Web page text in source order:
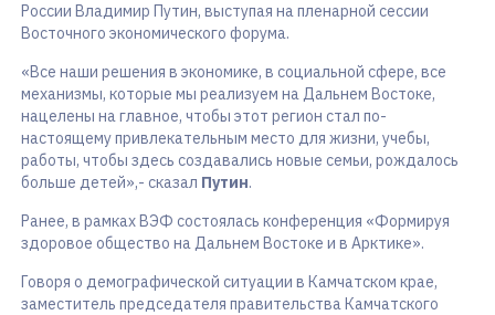
России Владимир Путин, выступая на пленарной сессии
Восточного экономического форума.
«Все наши решения в экономике, в социальной сфере, все
механизмы, которые мы реализуем на Дальнем Востоке,
нацелены на главное, чтобы этот регион стал по-
настоящему привлекательным место для жизни, учебы,
работы, чтобы здесь создавались новые семьи, рождалось
больше детей»,- сказал Путин.
Ранее, в рамках ВЭФ состоялась конференция «Формируя
здоровое общество на Дальнем Востоке и в Арктике».
Говоря о демографической ситуации в Камчатском крае,
заместитель председателя правительства Камчатского